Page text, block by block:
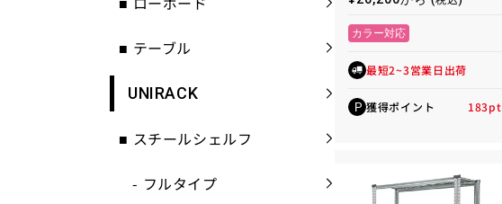
■ テーブル
UNIRACK
■ スチールシェルフ
- フルタイプ
価
格カラー対応
最短2~3営業日出荷
P 獲得ポイント 183pt